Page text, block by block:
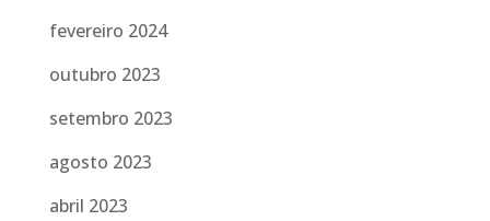
fevereiro 2024
outubro 2023
setembro 2023
agosto 2023
abril 2023